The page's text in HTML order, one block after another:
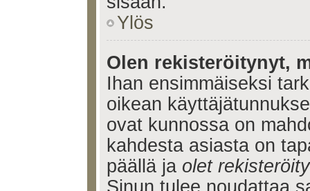
Ylös
Olen rekisteröitynyt,
Ihan ensimmäiseksi
oikean
ovat kunnossa on
kahdesta asiasta on
päällä ja olet
Sinun tulee noudattaa